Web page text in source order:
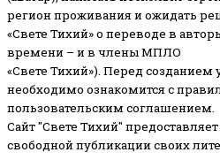
регион проживания и ожидать
«Свете Тихий» о переводе в
времени – и в члены МПЛО
«Свете Тихий»). Перед созданием
необходимо ознакомится с
пользовательским соглашением.
Сайт "Свете Тихий"
свободной публикации своих